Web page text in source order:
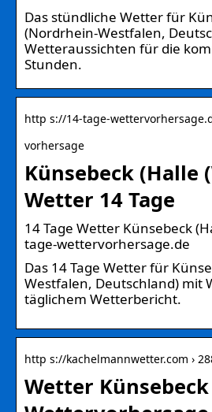
Das stündliche Wetter für
(Nordrhein-Westfalen,
Wetteraussichten für die
Stunden.
http s://14-tage-
vorhersage
Künsebeck (Halle
Wetter 14 Tage
14 Tage Wetter Künsebeck
tage-wettervorhersage.de
Das 14 Tage Wetter für
Westfalen, Deutschland) mit
täglichem Wetterbericht.
http s://kachelmannwetter.com ›
Wetter